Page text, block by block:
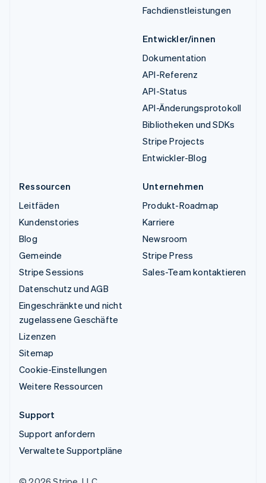
Fachdienstleistungen
Entwickler/innen
Dokumentation
API-Referenz
API-Status
API-Änderungsprotokoll
Bibliotheken und SDKs
Stripe Projects
Entwickler-Blog
Ressourcen
Leitfäden
Kundenstories
Blog
Gemeinde
Stripe Sessions
Datenschutz und AGB
Eingeschränkte und nicht
zugelassene Geschäfte
Lizenzen
Sitemap
Cookie-Einstellungen
Weitere Ressourcen
Unternehmen
Produkt-Roadmap
Karriere
Newsroom
Stripe Press
Sales-Team kontaktieren
Support
Support anfordern
Verwaltete Supportpläne